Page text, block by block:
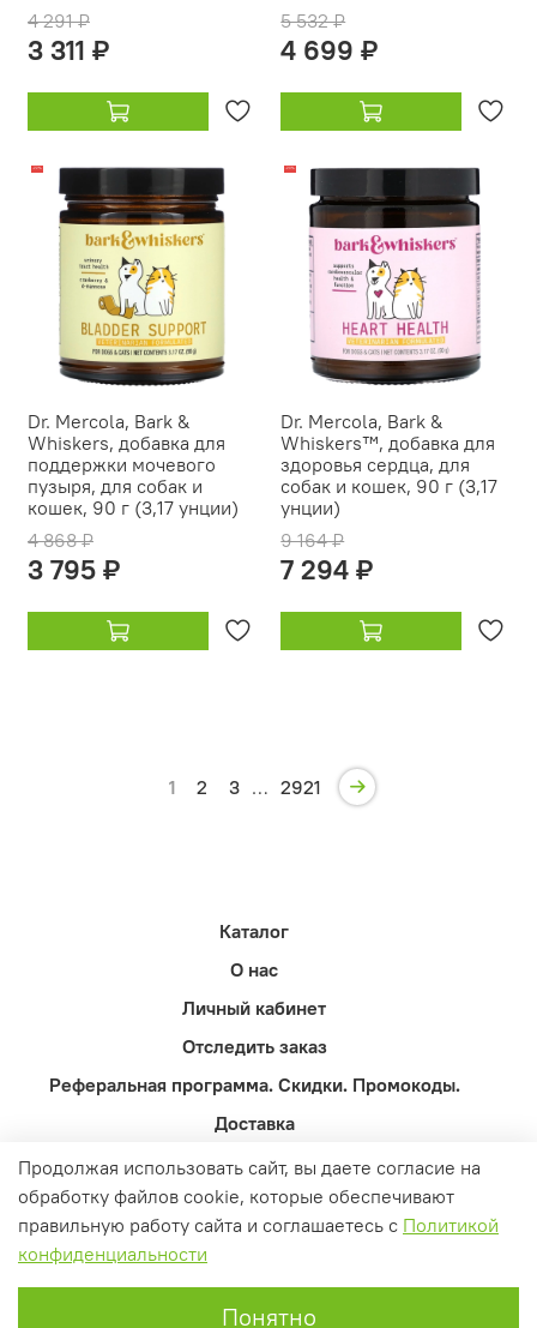
4 291 ₽
3 311 ₽
5 532 ₽
4 699 ₽
-22%
Dr. Mercola, Bark &
Whiskers, добавка для
поддержки мочевого
пузыря, для собак и
кошек, 90 г (3,17 унции)
4 868 ₽
3 795 ₽
-20%
Dr. Mercola, Bark &
Whiskers™, добавка для
здоровья сердца, для
собак и кошек, 90 г (3,17
унции)
9 164 ₽
7 294 ₽
1 2 3 … 2921
Каталог
О нас
Личный кабинет
Отследить заказ
Реферальная программа. Скидки. Промокоды.
Доставка
Оферта и политика конфиденциальности
Пользовательское соглашение
Контакты
Продолжая использовать сайт, вы даете согласие на
обработку файлов cookie, которые обеспечивают
правильную работу сайта и соглашаетесь с Политикой
конфиденциальности
Понятно